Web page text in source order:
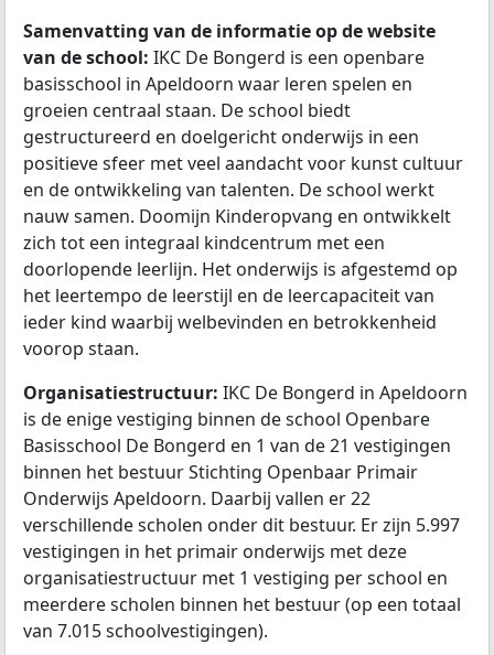
Samenvatting van de informatie op de website
van de school: IKC De Bongerd is een openbare
basisschool in Apeldoorn waar leren spelen en
groeien centraal staan. De school biedt
gestructureerd en doelgericht onderwijs in een
positieve sfeer met veel aandacht voor kunst cultuur
en de ontwikkeling van talenten. De school werkt
nauw samen. Doomijn Kinderopvang en ontwikkelt
zich tot een integraal kindcentrum met een
doorlopende leerlijn. Het onderwijs is afgestemd op
het leertempo de leerstijl en de leercapaciteit van
ieder kind waarbij welbevinden en betrokkenheid
voorop staan.
Organisatiestructuur: IKC De Bongerd in Apeldoorn
is de enige vestiging binnen de school Openbare
Basisschool De Bongerd en 1 van de 21 vestigingen
binnen het bestuur Stichting Openbaar Primair
Onderwijs Apeldoorn. Daarbij vallen er 22
verschillende scholen onder dit bestuur. Er zijn 5.997
vestigingen in het primair onderwijs met deze
organisatiestructuur met 1 vestiging per school en
meerdere scholen binnen het bestuur (op een totaal
van 7.015 schoolvestigingen).